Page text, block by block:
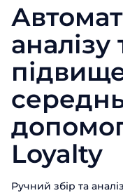
аналізу
Loyalty
Ручний збір та